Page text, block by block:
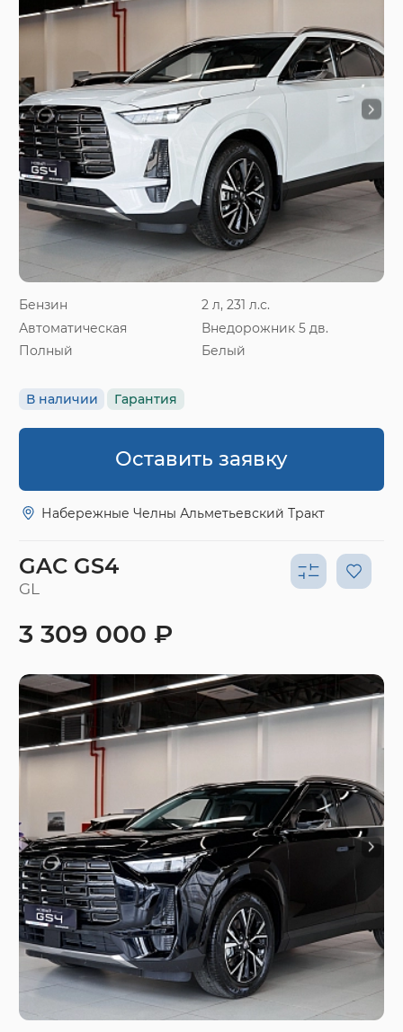
Бензин
2 л, 231 л.с.
Автоматическая
Внедорожник 5 дв.
Полный
Белый
В наличии Гарантия
Оставить заявку
Набережные Челны Альметьевский Тракт
GAC GS4
GL
3 309 000 ₽